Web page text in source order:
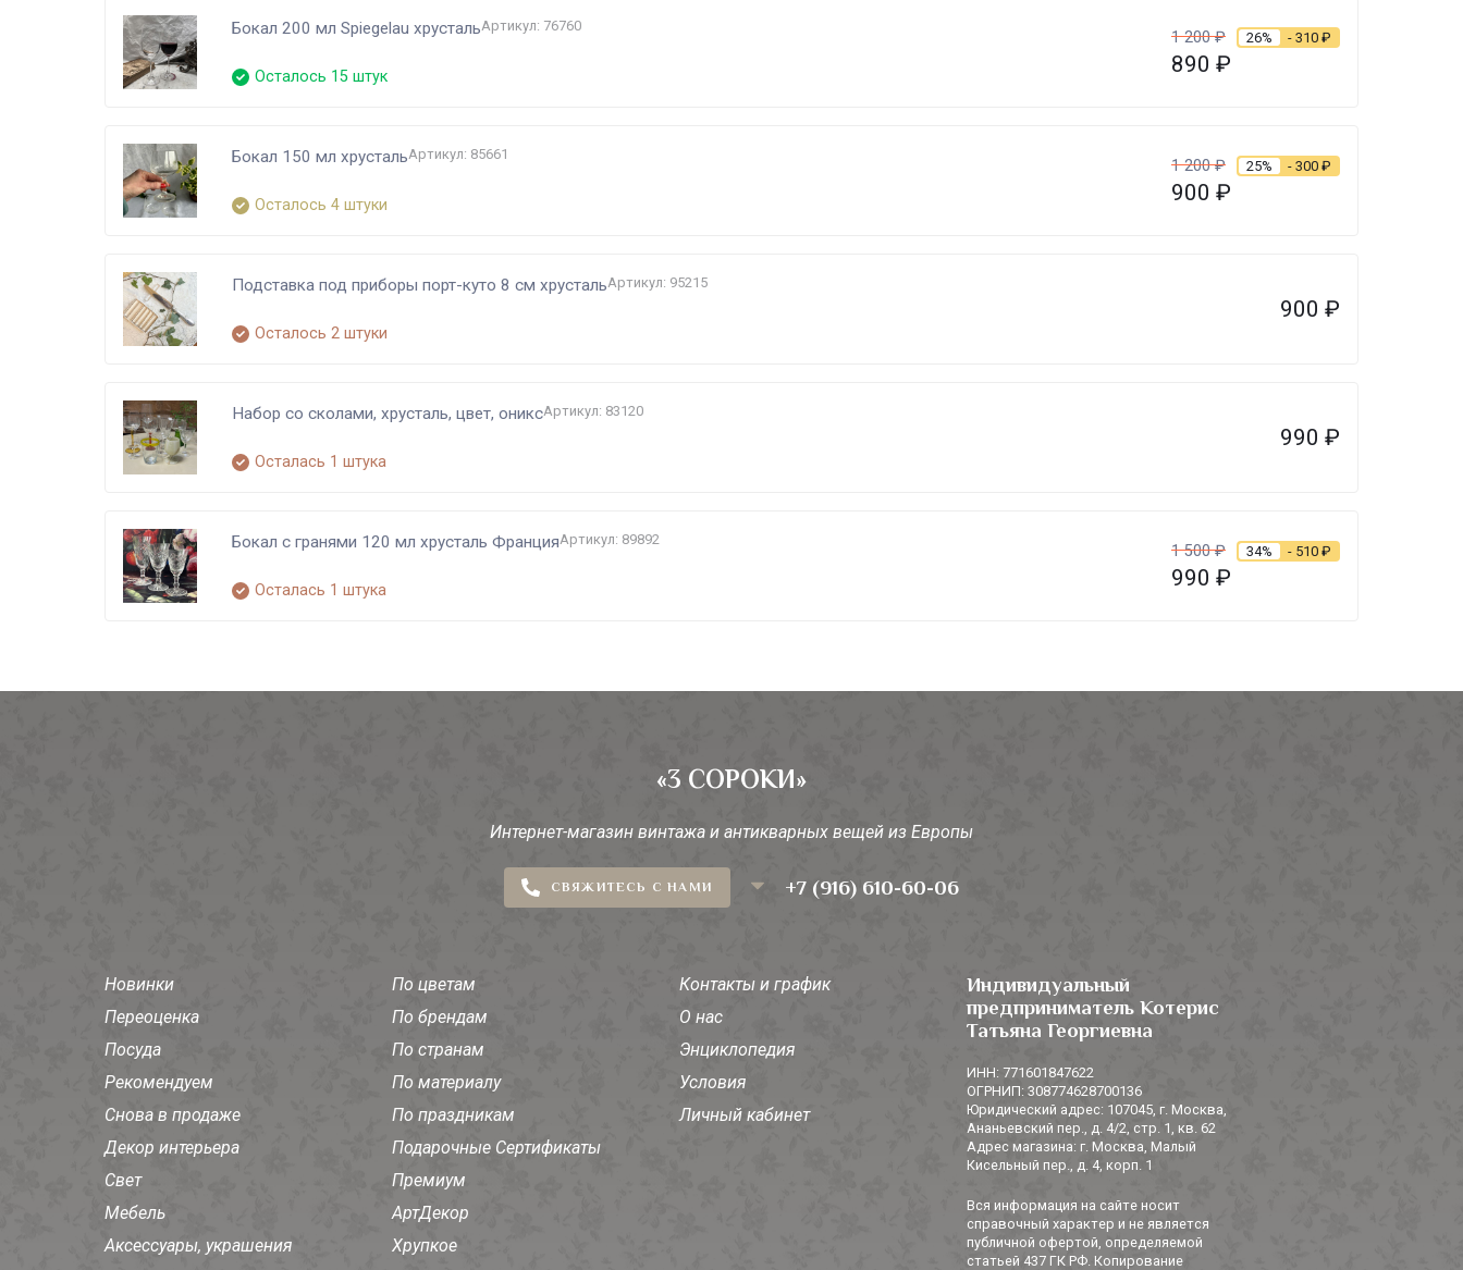
Бокал 200 мл Spiegelau хрустальАртикул: 76760
Осталось 15 штук
1 200₽ 26% - 310 ₽
890 ₽
Бокал 150 мл хрустальАртикул: 85661
Осталось 4 штуки
1 200₽ 25% - 300 ₽
900 ₽
Подставка под приборы порт-куто 8 см хрустальАртикул: 95215
Осталось 2 штуки
900 ₽
Набор со сколами, хрусталь, цвет, ониксАртикул: 83120
Осталась 1 штука
990 ₽
Бокал с гранями 120 мл хрусталь ФранцияАртикул: 89892
Осталась 1 штука
1 500₽ 34% - 510 ₽
990 ₽
«3 СОРОКИ»
Интернет-магазин винтажа и антикварных вещей из Европы
СВЯЖИТЕСЬ С НАМИ +7 (916) 610-60-06
Новинки
Переоценка
Посуда
Рекомендуем
Снова в продаже
Декор интерьера
Свет
Мебель
Аксессуары, украшения
По цветам
По брендам
По странам
По материалу
По праздникам
Подарочные Сертификаты
Премиум
АртДекор
Хрупкое
Контакты и график
О нас
Энциклопедия
Условия
Личный кабинет
Индивидуальный
предприниматель Котерис
Татьяна Георгиевна
ИНН: 771601847622
ОГРНИП: 308774628700136
Юридический адрес: 107045, г. Москва,
Ананьевский пер., д. 4/2, стр. 1, кв. 62
Адрес магазина: г. Москва, Малый
Кисельный пер., д. 4, корп. 1
Вся информация на сайте носит
справочный характер и не является
публичной офертой, определяемой
статьей 437 ГК РФ. Копирование